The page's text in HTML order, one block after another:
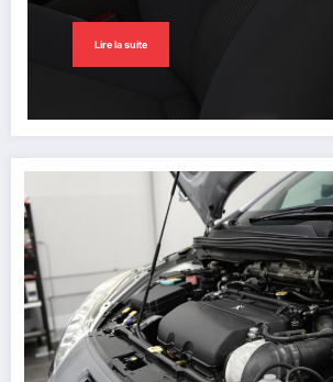
Lire la suite